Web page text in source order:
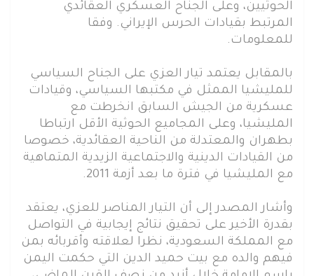
الحوثيين، وعلى الجناح العسكري العقائدي
المرتبط بقيادات الحرس الإيراني. وفقا
للمعلومات.
بالمقابل يعتمد تيار العزي على الجناح السياسي
للمليشيا الممثل في مكتبها السياسي، وقيادات
عسكرية من الجيش السابق انخرطت مع
المليشيا، وعلى المجاميع الحوثية الأقل ارتباطا
بطهران والمعتدلة من الناحية العقائدية، خصوصا
من القيادات الدينية والاجتماعية الزيدية المتماهية
مع المليشيا في فترة ما بعد أزمة 2011.
وأشار المصدر إلى أن التيار المناصر للعزي، يعتقد
بقدرة الأخير على تحقيق نتائج إيجابية في التواصل
مع المملكة السعودية، نظرا لعلاقته وأقربائه بمن
فيهم والده مع بيت حميد الدين التي حكمت اليمن